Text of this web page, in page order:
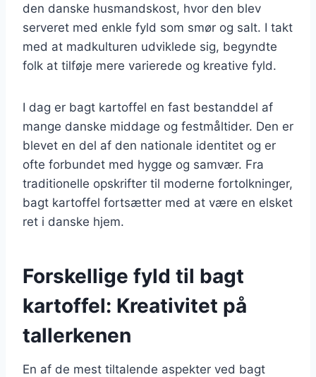
den danske husmandskost, hvor den blev
serveret med enkle fyld som smør og salt. I takt
med at madkulturen udviklede sig, begyndte
folk at tilføje mere varierede og kreative fyld.
I dag er bagt kartoffel en fast bestanddel af
mange danske middage og festmåltider. Den er
blevet en del af den nationale identitet og er
ofte forbundet med hygge og samvær. Fra
traditionelle opskrifter til moderne fortolkninger,
bagt kartoffel fortsætter med at være en elsket
ret i danske hjem.
Forskellige fyld til bagt
kartoffel: Kreativitet på
tallerkenen
En af de mest tiltalende aspekter ved bagt